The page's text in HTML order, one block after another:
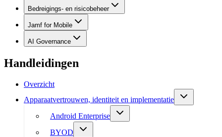
Bedreigings- en risicobeheer
Jamf for Mobile
AI Governance
Handleidingen
Overzicht
Apparaatvertrouwen, identiteit en implementatie
Android Enterprise
BYOD